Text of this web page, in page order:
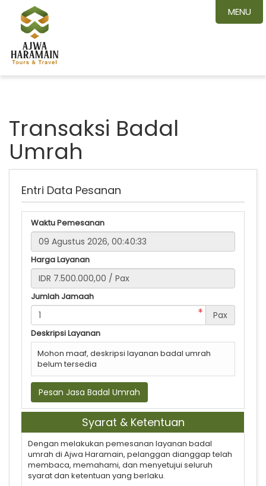
Transaksi Badal
Umrah
Entri Data Pesanan
Waktu Pemesanan
Harga Layanan
Jumlah Jamaah
Pax
Deskripsi Layanan
Mohon maaf, deskripsi layanan badal umrah
belum tersedia
Pesan Jasa Badal Umrah
Syarat & Ketentuan
Dengan melakukan pemesanan layanan badal
umrah di Ajwa Haramain, pelanggan dianggap telah
membaca, memahami, dan menyetujui seluruh
syarat dan ketentuan yang berlaku.
MENU